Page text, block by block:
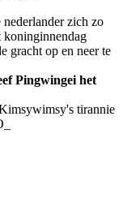
nederlander zich zo
koninginnendag
gracht op en neer te
Pingwingei het
tirannie